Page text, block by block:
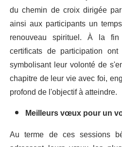
du chemin de croix dirigée
ainsi aux participants un
renouveau spirituel. À la
certificats de participation
symbolisant leur volonté de
chapitre de leur vie avec foi,
profond de l'objectif à atteindre.
Meilleurs vœux pour un
Au terme de ces sessions